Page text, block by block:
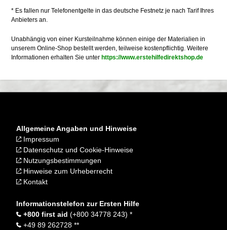
* Es fallen nur Telefonentgelte in das deutsche Festnetz je nach Tarif Ihres
Anbieters an.
Unabhängig von einer Kursteilnahme können einige der Materialien in
unserem Online-Shop bestellt werden, teilweise kostenpflichtig. Weitere
Informationen erhalten Sie unterhttps://www.erstehilfedirektshop.de
Allgemeine Angaben und Hinweise
Impressum
Datenschutz und Cookie-Hinweise
Nutzungsbestimmungen
Hinweise zum Urheberrecht
Kontakt
Informationstelefon zur Ersten Hilfe
+800 first aid (+800 34778 243) *
+49 89 262728 **